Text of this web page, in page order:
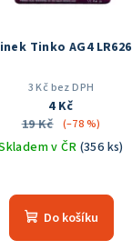
Tinko AG4 LR626
3 Kč bez DPH
4 Kč
19 Kč
(–78 %)
v ČR (356 ks)
hodnocení
produktu
Do košíku